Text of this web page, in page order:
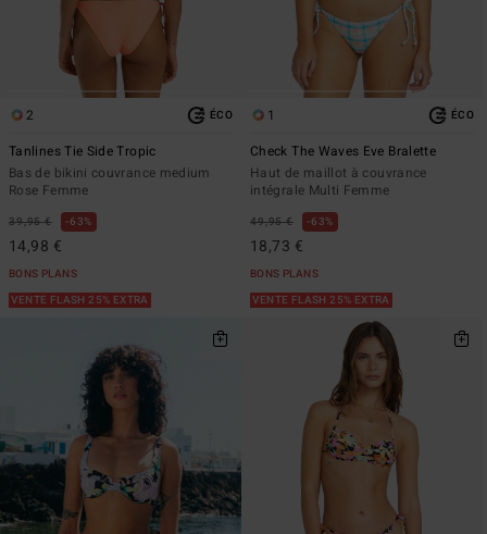
2 ÉCO
Tanlines Tie Side Tropic
Bas de bikini couvrance medium
Rose Femme
39,95 € 63%
14,98 €
BONS PLANS
VENTE FLASH 25% EXTRA
1 ÉCO
Check The Waves Eve Bralette
Haut de maillot à couvrance
intégrale Multi Femme
49,95 € 63%
18,73 €
BONS PLANS
VENTE FLASH 25% EXTRA